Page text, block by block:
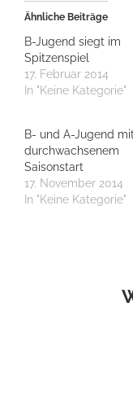
Ähnliche Beiträge
B-Jugend siegt im
Spitzenspiel
17. Februar 2014
In "Keine Kategorie"
B- und A-Jugend
durchwachsenem
Saisonstart
17. November 2014
In "Keine Kategorie"